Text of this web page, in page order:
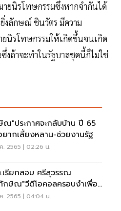
ยนิรโทษกรรมซึ่งหากจำกันได้
ลักษณ์ ชินวัตร มีความ
นิรโทษกรรมให้เกิดขึ้นจนเกิด
งถ้าจะทำในรัฐบาลชุดนี้ก็ไม่ใช่
ณ"ประกาศจะกลับบ้าน ปี 65
ยากเลี้ยงหลาน-ช่วยงานรัฐ
. 2565 | 02:26 น.
รียกสอบ ศรีสุวรรณ
กษิณ"วีดีโอคอลครอบงำเพื่อ
. 2565 | 04:04 น.